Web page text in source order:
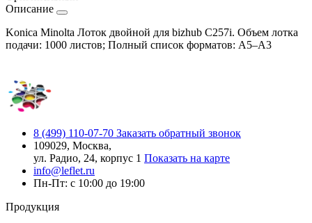
Описание
Konica Minolta Лоток двойной для bizhub C257i. Объем лотка
подачи: 1000 листов; Полный список форматов: A5–A3
8 (499) 110-07-70 Заказать обратный звонок
109029, Москва,
ул. Радио, 24, корпус 1 Показать на карте
info@leflet.ru
Пн-Пт: с 10:00 до 19:00
Продукция